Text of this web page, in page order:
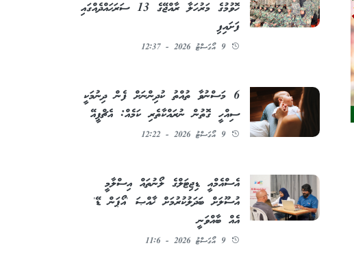
ހޮވުމުގެ މަރުހަލާ ރާއްޖޭގެ 13 ސަރަޙައްދެއްގައި
ފަށައިފި
9 އޯގަސްޓު 2026 - 12:37
6 މަސްނުވާ ތުއްތު ކުދިންނަށް ފެން ދިނުމަކީ
ސިއްހީ ގޮތުން ނުރައްކާތެރި ކަމެއް: އެޗްޕީއޭ
9 އޯގަސްޓު 2026 - 12:22
އެސްއެމްއީ ޑިޖިޓަލްގެ ލޯނުތައް އިސްލާމީ
އުސޫލަށް ބަދަލުކުރުމަށް ޚާއްޞަ 'އޯޕަން ޑޭ'
އެއް ބާއްވަނީ
9 އޯގަސްޓު 2026 - 11:6